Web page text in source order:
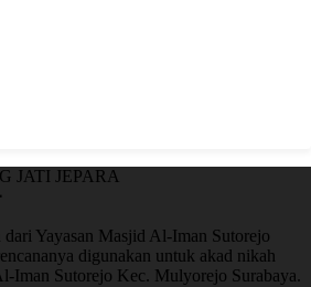
JATI JEPARA
dari Yayasan Masjid Al-Iman Sutorejo
digunakan untuk akad nikah
Iman Sutorejo Kec. Mulyorejo Surabaya.